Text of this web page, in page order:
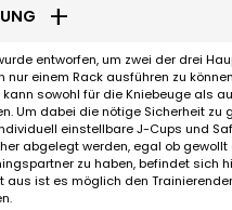
add
entworfen, um zwei der drei
nur einem Rack ausführen zu
kann sowohl für die Kniebeuge als
Um dabei die nötige Sicherheit zu
einstellbare J-Cups und
abgelegt werden, egal ob gewollt
zu haben, befindet sich
aus ist es möglich den